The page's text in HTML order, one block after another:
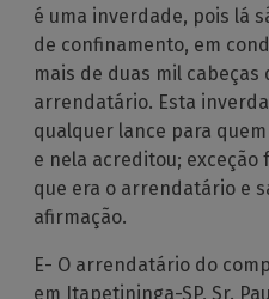
é uma inverdade, pois lá
de confinamento, em
mais de duas mil
arrendatário. Esta
qualquer lance para
e nela acreditou;
que era o arrendatário e
afirmação.
E- O arrendatário do
em Itapetininga-SP, Sr.